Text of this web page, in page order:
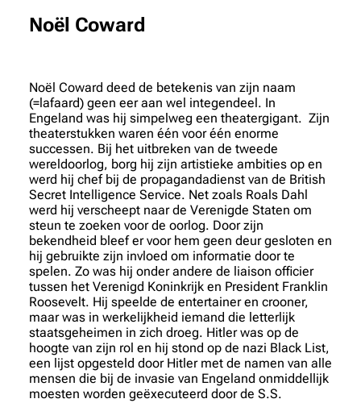
Noël Coward
Noël Coward deed de betekenis van zijn naam
(=lafaard) geen eer aan wel integendeel. In
Engeland was hij simpelweg een theatergigant. Zijn
theaterstukken waren één voor één enorme
successen. Bij het uitbreken van de tweede
wereldoorlog, borg hij zijn artistieke ambities op en
werd hij chef bij de propagandadienst van de British
Secret Intelligence Service. Net zoals Roals Dahl
werd hij verscheept naar de Verenigde Staten om
steun te zoeken voor de oorlog. Door zijn
bekendheid bleef er voor hem geen deur gesloten en
hij gebruikte zijn invloed om informatie door te
spelen. Zo was hij onder andere de liaison officier
tussen het Verenigd Koninkrijk en President Franklin
Roosevelt. Hij speelde de entertainer en crooner,
maar was in werkelijkheid iemand die letterlijk
staatsgeheimen in zich droeg. Hitler was op de
hoogte van zijn rol en hij stond op de nazi Black List,
een lijst opgesteld door Hitler met de namen van alle
mensen die bij de invasie van Engeland onmiddellijk
moesten worden geëxecuteerd door de S.S.